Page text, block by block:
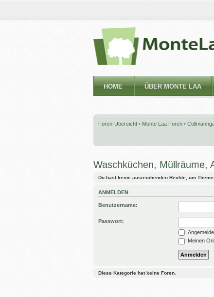
HOME ÜBER MONTE LAA
Foren-Übersicht ‹ Monte Laa Foren ‹
Waschküchen, Müllräume,
Du hast keine ausreichenden Rechte, um
ANMELDEN
Benutzername:
Passwort:
Meinen
Diese Kategorie hat keine Foren.